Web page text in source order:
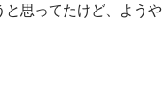
思ってたけど、ようや